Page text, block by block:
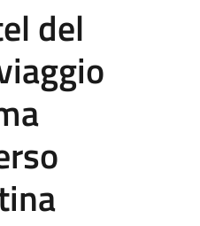
del